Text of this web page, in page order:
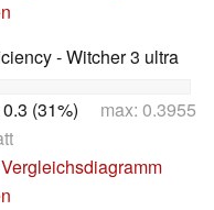
- Witcher 3 ultra
0.3 (31%) max: 0.3955